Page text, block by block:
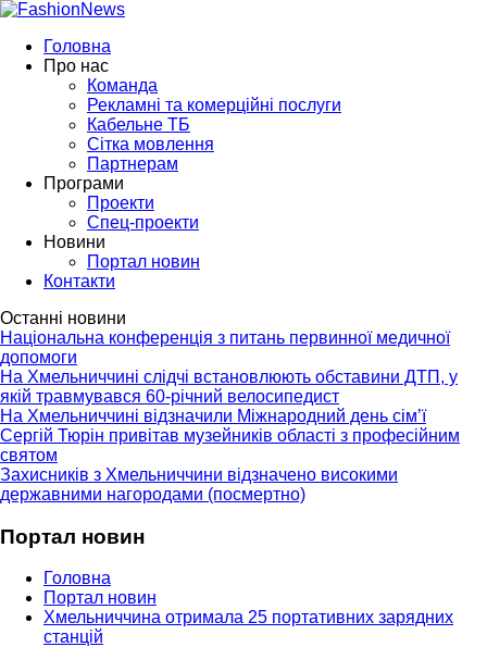
Головна
Про нас
Команда
Рекламні та комерційні послуги
Кабельне ТБ
Сітка мовлення
Партнерам
Програми
Проекти
Спец-проекти
Новини
Портал новин
Контакти
Останні новини
Національна конференція з питань первинної медичної
допомоги
На Хмельниччині слідчі встановлюють обставини ДТП, у
якій травмувався 60-річний велосипедист
На Хмельниччині відзначили Міжнародний день сім’ї
Сергій Тюрін привітав музейників області з професійним
святом
Захисників з Хмельниччини відзначено високими
державними нагородами (посмертно)
Портал новин
Головна
Портал новин
Хмельниччина отримала 25 портативних зарядних
станцій